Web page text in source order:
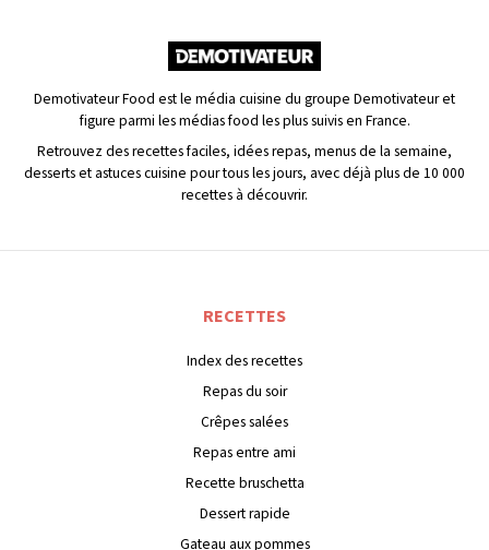
Demotivateur Food est le média cuisine du groupe Demotivateur et
figure parmi les médias food les plus suivis en France.
Retrouvez des recettes faciles, idées repas, menus de la semaine,
desserts et astuces cuisine pour tous les jours, avec déjà plus de 10 000
recettes à découvrir.
RECETTES
Index des recettes
Repas du soir
Crêpes salées
Repas entre ami
Recette bruschetta
Dessert rapide
Gateau aux pommes